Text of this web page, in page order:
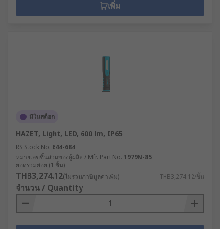
เพิ่ม
มีในสต็อก
HAZET, Light, LED, 600 lm, IP65
RS Stock No. 644-684
หมายเลขชิ้นส่วนของผู้ผลิต / Mfr. Part No. 1979N-85
ยอดรวมย่อย (1 ชิ้น)
THB3,274.12(ไม่รวมภาษีมูลค่าเพิ่ม) THB3,274.12/ชิ้น
จำนวน / Quantity